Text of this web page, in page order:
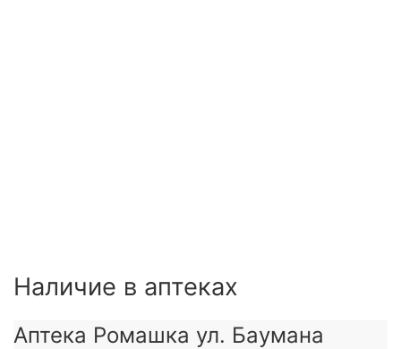
Наличие в аптеках
Аптека Ромашка ул. Баумана